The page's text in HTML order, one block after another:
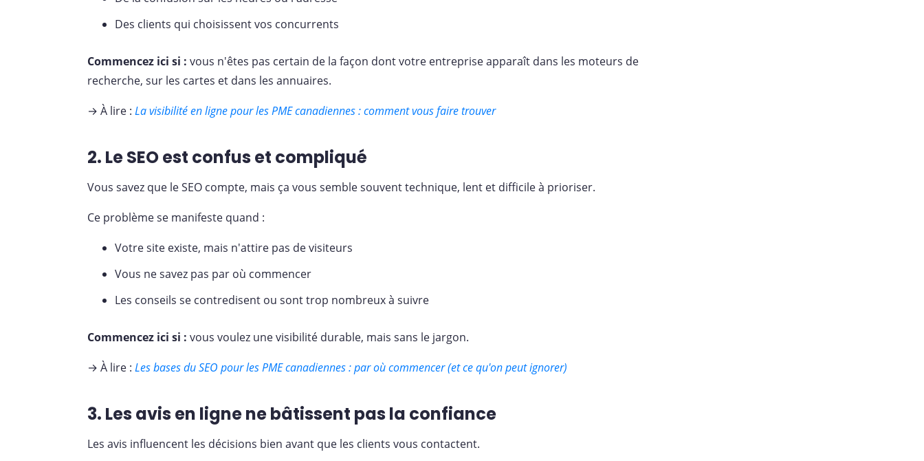
Des clients qui choisissent vos concurrents
Commencez ici si : vous n'êtes pas certain de la façon dont votre entreprise apparaît dans les moteurs de
recherche, sur les cartes et dans les annuaires.
→ À lire : La visibilité en ligne pour les PME canadiennes : comment vous faire trouver
2. Le SEO est confus et compliqué
Vous savez que le SEO compte, mais ça vous semble souvent technique, lent et difficile à prioriser.
Ce problème se manifeste quand :
Votre site existe, mais n'attire pas de visiteurs
Vous ne savez pas par où commencer
Les conseils se contredisent ou sont trop nombreux à suivre
Commencez ici si : vous voulez une visibilité durable, mais sans le jargon.
→ À lire : Les bases du SEO pour les PME canadiennes : par où commencer (et ce qu'on peut ignorer)
3. Les avis en ligne ne bâtissent pas la confiance
Les avis influencent les décisions bien avant que les clients vous contactent.